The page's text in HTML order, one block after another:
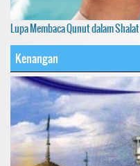
Lupa Membaca Qunut dalam Shalat
Kenangan